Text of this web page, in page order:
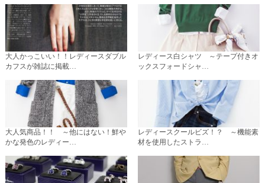
大人かっこいい！！レディースダブル
カフスが雑誌に掲載…
レディース白シャツ ～テープ付きオ
ックスフォードシャ…
大人気商品！！ ～他にはない！鮮や
かな発色のレディー…
レディースクールビズ！？ ～機能素
材を使用したストラ…